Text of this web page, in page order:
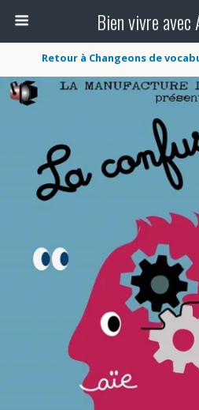
Bien vivre avec
Retour à Changeons de